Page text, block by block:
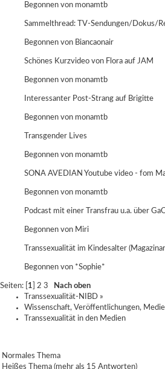
Begonnen von monamtb
Sammelthread: TV-Sendungen/Dokus/
Begonnen von Biancaonair
Schönes Kurzvideo von Flora auf JAM
Begonnen von monamtb
Interessanter Post-Strang auf Brigitte
Begonnen von monamtb
Transgender Lives
Begonnen von monamtb
SONA AVEDIAN Youtube video - fom
Begonnen von monamtb
Podcast mit einer Transfrau u.a. über
Begonnen von Miri
Transsexualität im Kindesalter
Begonnen von *Sophie*
Seiten: [ 1 2 3
Nach oben
Transsexualität-NIBD »
Wissenschaft, Veröffentlichungen,
Transsexualität in den Medien
Normales Thema
Heißes Thema (mehr als 15 Antworten)